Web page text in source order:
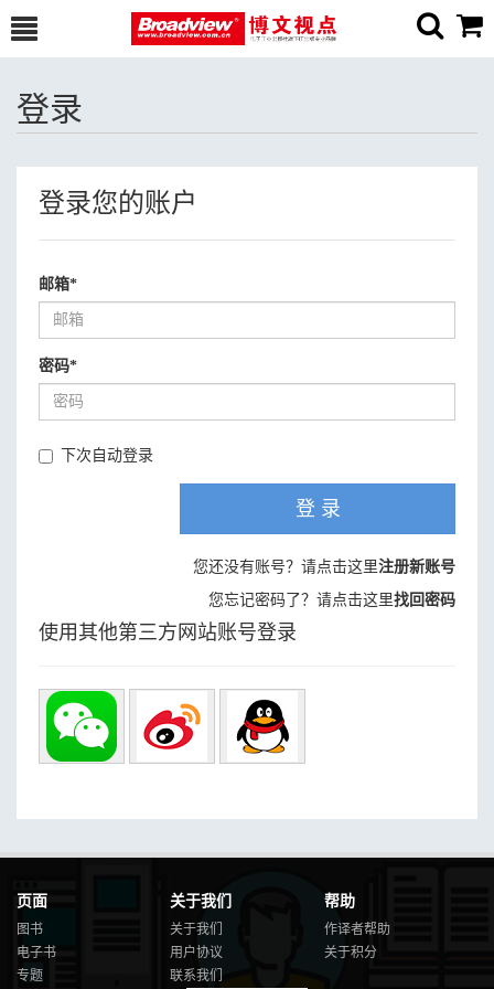
登录
登录您的账户
邮箱*
密码*
下次自动登录
登 录
您还没有账号？请点击这里注册新账号
您忘记密码了？请点击这里找回密码
使用其他第三方网站账号登录
页面
图书
电子书
专题
关于我们
关于我们
用户协议
联系我们
帮助
作译者帮助
关于积分